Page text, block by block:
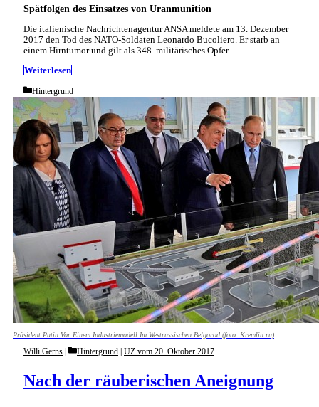
Spätfolgen des Einsatzes von Uranmunition
Die italienische Nachrichtenagentur ANSA meldete am 13. Dezember
2017 den Tod des NATO-Soldaten Leonardo Bucoliero. Er starb an
einem Hirntumor und gilt als 348. militärisches Opfer …
Weiterlesen
Categories
Hintergrund
Präsident Putin Vor Einem Industriemodell Im Westrussischen Belgorod (foto: Kremlin.ru)
Nach der räuberischen Aneignung
Willi Gerns Categories
Hintergrund UZ vom 20. Oktober 2017